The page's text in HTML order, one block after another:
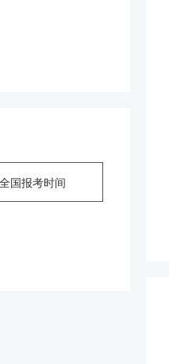
全国报考时间